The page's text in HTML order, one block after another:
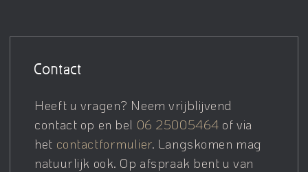
Contact
Heeft u vragen? Neem vrijblijvend
contact op en bel 06 25005464 of via
het contactformulier. Langskomen mag
natuurlijk ook. Op afspraak bent u van